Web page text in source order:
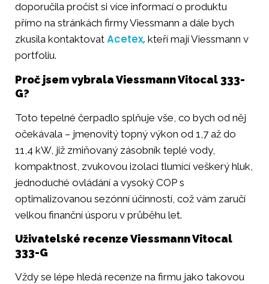
doporučila pročíst si více informací o produktu
přímo na stránkách firmy Viessmann a dále bych
zkusila kontaktovat Acetex, kteří mají Viessmann v
portfoliu.
Proč jsem vybrala Viessmann Vitocal 333-
G?
Toto tepelné čerpadlo splňuje vše, co bych od něj
očekávala – jmenovitý topný výkon od 1,7 až do
11,4 kW, již zmiňovaný zásobník teplé vody,
kompaktnost, zvukovou izolaci tlumící veškerý hluk,
jednoduché ovládání a vysoký COP s
optimalizovanou sezónní účinností, což vám zaručí
velkou finanční úsporu v průběhu let.
Uživatelské recenze Viessmann Vitocal
333-G
Vždy se lépe hledá recenze na firmu jako takovou